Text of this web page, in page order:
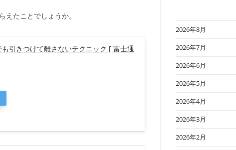
たことでしょうか。
引きつけて離さないテクニック [ 富士通
2026年8月
2026年7月
2026年6月
2026年5月
2026年4月
2026年3月
2026年2月